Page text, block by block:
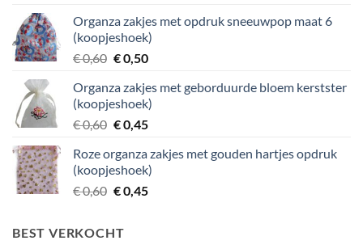
was:
€ 0,70.
is:
€ 0,55.
Organza zakjes met opdruk sneeuwpop maat 6
(koopjeshoek)
€0,60 Oorspronkelijke
was:
€ 0,60.
€0,50Huidige
is:
€ 0,50.
Organza zakjes met geborduurde bloem kerstster
(koopjeshoek)
€0,60 Oorspronkelijke
was:
€ 0,60.
€0,45Huidige
is:
€ 0,45.
Roze organza zakjes met gouden hartjes opdruk
(koopjeshoek)
€0,60 Oorspronkelijke
€ 0,60.
€0,45Huidige
BEST VERKOCHT